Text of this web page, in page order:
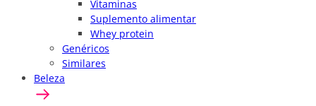
Vitaminas
Suplemento alimentar
Whey protein
Genéricos
Similares
Beleza